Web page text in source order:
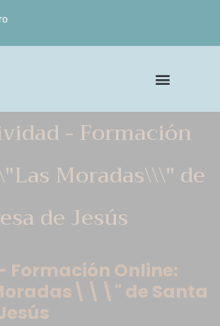
- Formación
Moradas\\\" de
de Jesús
Formación Online:
de Santa